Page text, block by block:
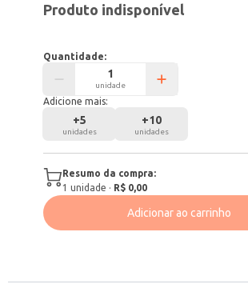
Produto indisponível
Quantidade:
unidade
Adicione mais:
+5
unidades
+10
unidades
Resumo da compra:
1 unidade · R$ 0,00
Adicionar ao carrinho